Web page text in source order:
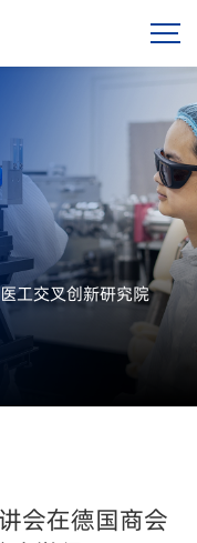
医工交叉创新研究院
会在德国商会